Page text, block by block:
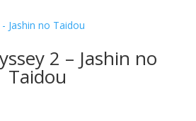
2 – Jashin no
Taidou